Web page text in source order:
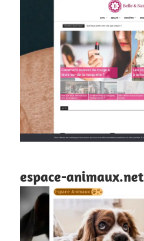
espace-animaux.net